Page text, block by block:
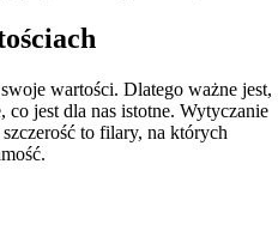
wartości. Dlatego ważne jest,
co jest dla nas istotne. Wytyczanie
to filary, na których